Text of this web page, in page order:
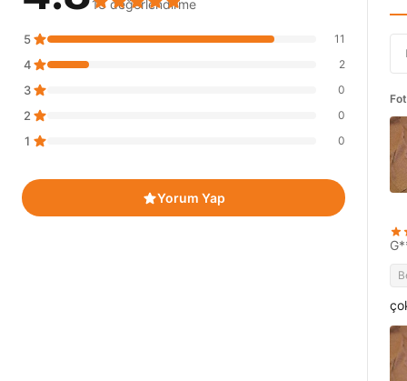
13 değerlendirme
5 11
4 2
3 0
2 0
1 0
Yorum Yap